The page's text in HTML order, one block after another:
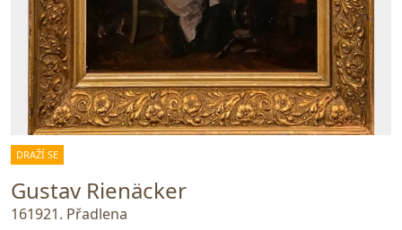
DRAŽÍ SE
Gustav Rienäcker
161921. Přadlena